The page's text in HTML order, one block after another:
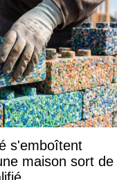
s'emboîtent
maison sort de